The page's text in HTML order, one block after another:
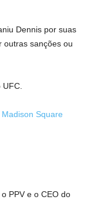
Dennis por suas
outras sanções ou
Square
PPV e o CEO do